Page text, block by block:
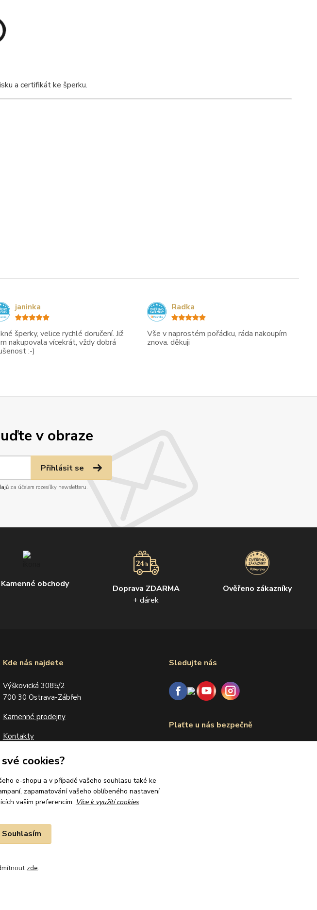
a certifikát ke šperku.
v obraze
Přihlásit se
za účelem rozesílky newsletteru.
Kamenné obchody
Doprava ZDARMA
+ dárek
Ověřeno zákazníky
Kde nás najdete
Výškovická 3085/2
700 30 Ostrava-Zábřeh
Kamenné prodejny
Kontakty
Sledujte nás
Plaťte u nás bezpečně
šperky, velice rychlé doručení. Již
nakupovala vícekrát, vždy dobrá
:-)
janinka
Vše v naprostém pořádku, ráda nakoupím
znova. děkuji
Radka
cookies?
e-shopu a v případě vašeho souhlasu také ke
zapamatování vašeho oblíbeného nastavení
vašim preferencím. Více k využití cookies
Souhlasím
zde.